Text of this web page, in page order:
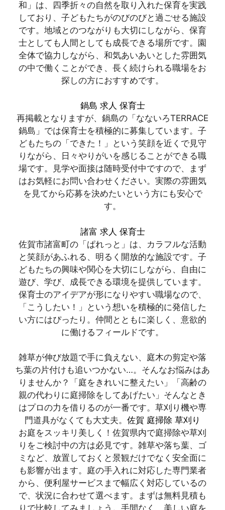
和」は、四季折々の自然を取り入れた保育を実践
しており、子どもたちがのびのびと過ごせる施設
です。地域とのつながりも大切にしながら、保育
士としても人間としても成長できる場所です。園
全体で協力しながら、和気あいあいとした雰囲気
の中で働くことができ、長く続けられる職場をお
探しの方におすすめです。
鍋島 求人 保育士
再掲載となりますが、鍋島の「なないろTERRACE
鍋島」では保育士を積極的に募集しています。子
どもたちの「できた！」という笑顔を近くで見守
りながら、日々やりがいを感じることができる職
場です。見学や面接は随時受付中ですので、まず
はお気軽にお問い合わせください。実際の雰囲気
を見てから応募を決めたいという方にも安心で
す。
諸富 求人 保育士
佐賀市諸富町の「ぱれっと」は、カラフルな活動
と笑顔があふれる、明るく開放的な施設です。子
どもたちの興味や関心を大切にしながら、自由に
遊び、学び、成長できる環境を提供しています。
保育士のアイデアが形になりやすい職場なので、
「こうしたい！」という想いを積極的に発信した
い方にはぴったり。仲間とともに楽しく、意欲的
に働けるフィールドです。
雑草が伸び放題で手に負えない、庭木の剪定や落
ち葉の片付けも追いつかない…。そんなお悩みはあ
りませんか？「庭をきれいに整えたい」「高齢の
親の代わりに庭掃除をしてあげたい」そんなとき
はプロの力を借りるのが一番です。草刈り機や専
門道具がなくても大丈夫。 佐賀 庭掃除 草刈り
お庭をスッキリ美しく！佐賀県内で庭掃除や草刈
りをご検討中の方は必見です。雑草や落ち葉、ゴ
ミなど、放置しておくと景観だけでなく安全面に
も影響が出ます。庭の手入れに対応した専門業者
から、便利屋サービスまで幅広く対応しているの
で、状況に合わせて選べます。まずは無料見積も
りで比較してみましょう。手間なく、美しい庭を